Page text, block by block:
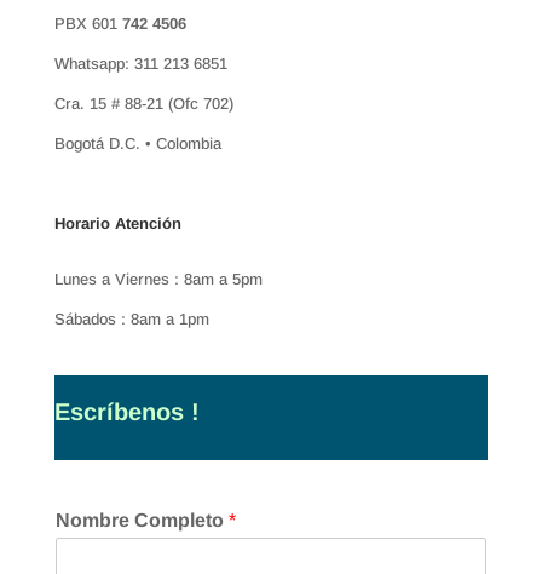
PBX 601 742 4506
Whatsapp: 311 213 6851
Cra. 15 # 88-21 (Ofc 702)
Bogotá D.C. • Colombia
Horario Atención
Lunes a Viernes : 8am a 5pm
Sábados : 8am a 1pm
Escríbenos !
Nombre Completo *